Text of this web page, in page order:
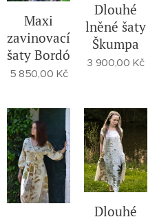
Maxi
zavinovací
šaty Bordó
5 850,00 Kč
Dlouhé
lněné šaty
Škumpa
3 900,00 Kč
Dlouhé